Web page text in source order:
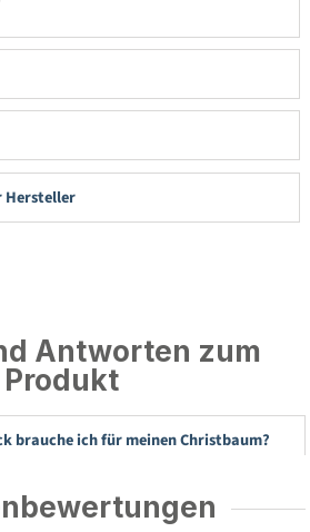
Antworten zum
Produkt
brauche ich für meinen Christbaum?